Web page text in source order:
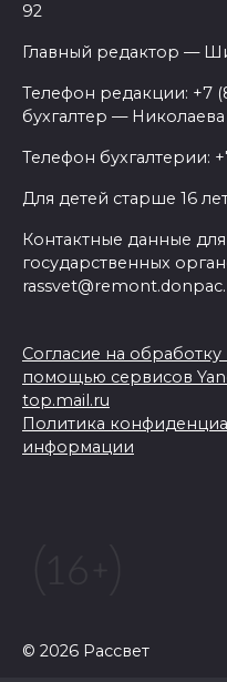
92
Главный редактор —
Телефон редакции: +7
бухгалтер —
Телефон бухгалтерии:
Для детей старше 16
Контактные данные
государственных
Согласие на
помощью сервисов
top.mail.ru
Политика
информации
© 2026 Рассвет